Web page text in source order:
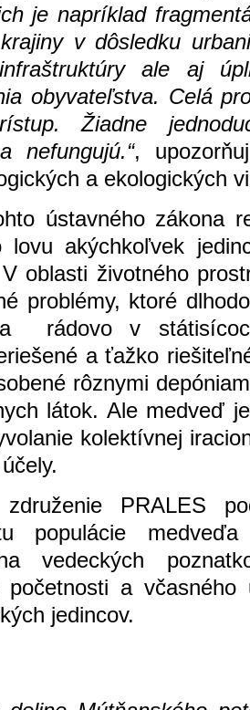
je napríklad
v dôsledku
ale aj
obyvateľstva. Celá
Žiadne
nefungujú.“,
a ekologických
ústavného zákona
lovu akýchkoľvek
oblasti životného
problémy, ktoré
rádovo v
a ťažko
rôznymi
látok. Ale medveď
kolektívnej
združenie PRALES
populácie
vedeckých
početnosti a včasného
jedincov.